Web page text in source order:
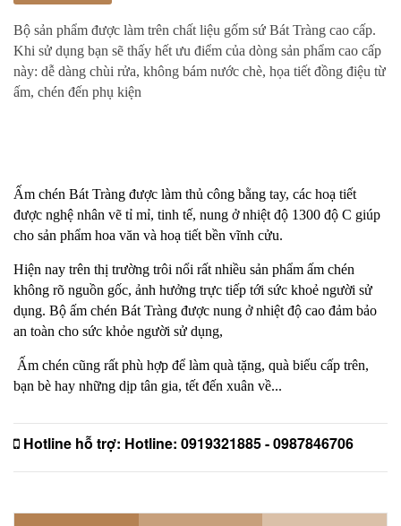
Bộ sản phẩm được làm trên chất liệu gốm sứ Bát Tràng cao cấp.
Khi sử dụng bạn sẽ thấy hết ưu điểm của dòng sản phẩm cao cấp
này: dễ dàng chùi rửa, không bám nước chè, họa tiết đồng điệu từ
ấm, chén đến phụ kiện
Ấm chén Bát Tràng được làm thủ công bằng tay, các hoạ tiết
được nghệ nhân vẽ tỉ mỉ, tinh tế, nung ở nhiệt độ 1300 độ C giúp
cho sản phẩm hoa văn và hoạ tiết bền vĩnh cửu.
Hiện nay trên thị trường trôi nổi rất nhiều sản phẩm ấm chén
không rõ nguồn gốc, ảnh hưởng trực tiếp tới sức khoẻ người sử
dụng. Bộ ấm chén Bát Tràng được nung ở nhiệt độ cao đảm bảo
an toàn cho sức khỏe người sử dụng,
Ấm chén cũng rất phù hợp để làm quà tặng, quà biếu cấp trên,
bạn bè hay những dịp tân gia, tết đến xuân về...
Hotline hỗ trợ: Hotline: 0919321885 - 0987846706